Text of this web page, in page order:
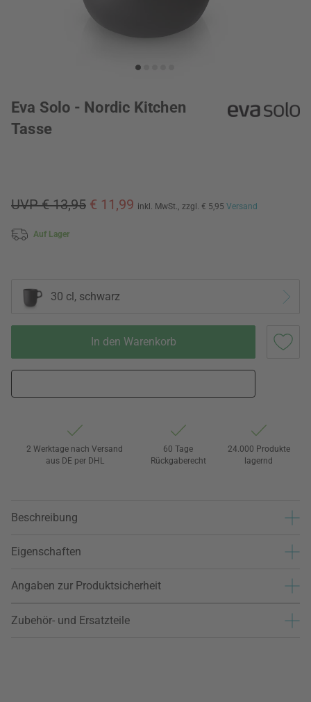
Eva Solo - Nordic Kitchen
Tasse
UVP € 13,95 € 11,99 inkl. MwSt., zzgl. € 5,95 Versand
Auf Lager
30 cl, schwarz
In den Warenkorb
2 Werktage nach Versand
aus DE per DHL
60 Tage
Rückgaberecht
24.000 Produkte
lagernd
Beschreibung
Eigenschaften
Angaben zur Produktsicherheit
Zubehör- und Ersatzteile